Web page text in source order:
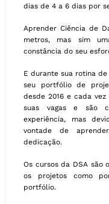
dias de 4 a 6 dias por
Aprender Ciência de
metros, mas sim
constância do seu
E durante sua rotina
seu portfólio de
desde 2016 e cada
suas vagas e são
experiência, mas
vontade de
dedicação.
Os cursos da DSA são
os projetos como
portfólio.